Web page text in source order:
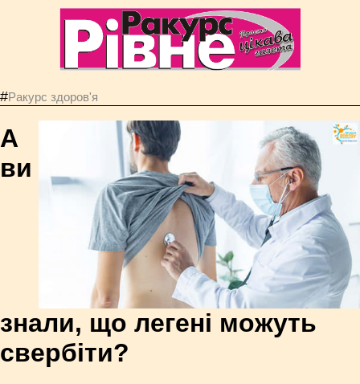
#Ракурс здоров'я
А
ви
знали, що легені можуть
свербіти?